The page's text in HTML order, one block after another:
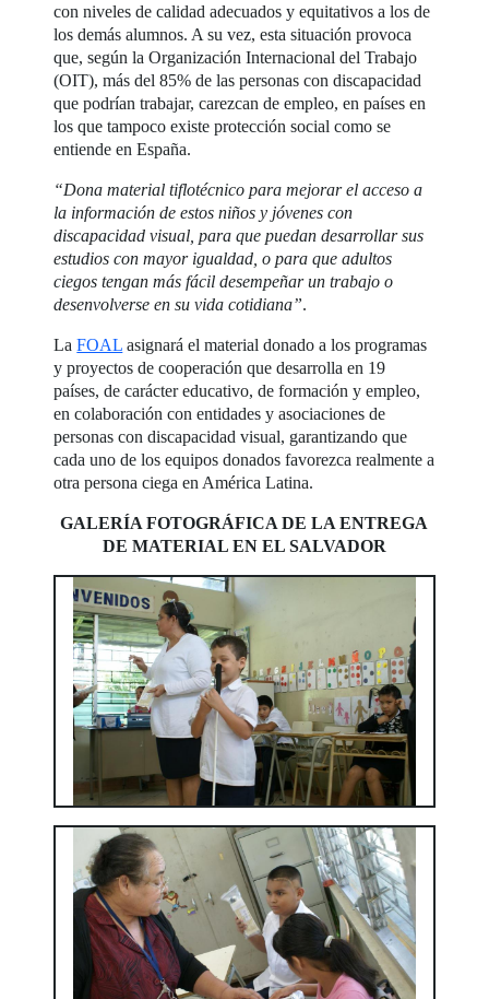
con niveles de calidad adecuados y equitativos a los de
los demás alumnos. A su vez, esta situación provoca
que, según la Organización Internacional del Trabajo
(OIT), más del 85% de las personas con discapacidad
que podrían trabajar, carezcan de empleo, en países en
los que tampoco existe protección social como se
entiende en España.
“Dona material tiflotécnico para mejorar el acceso a
la información de estos niños y jóvenes con
discapacidad visual, para que puedan desarrollar sus
estudios con mayor igualdad, o para que adultos
ciegos tengan más fácil desempeñar un trabajo o
desenvolverse en su vida cotidiana”.
LaFOAL asignará el material donado a los programas
y proyectos de cooperación que desarrolla en 19
países, de carácter educativo, de formación y empleo,
en colaboración con entidades y asociaciones de
personas con discapacidad visual, garantizando que
cada uno de los equipos donados favorezca realmente a
otra persona ciega en América Latina.
GALERÍA FOTOGRÁFICA DE LA ENTREGA
DE MATERIAL EN EL SALVADOR